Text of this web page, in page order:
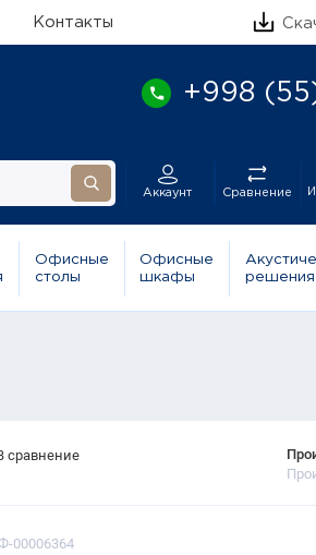
Контакты
+998
Аккаунт Сравнение
Офисные
столы
Офисные
шкафы
решения
00006364
сравнение